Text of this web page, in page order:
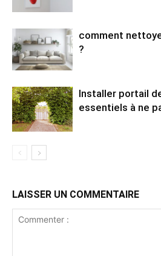
comment
?
Installer portail
essentiels à ne
LAISSER UN COMMENTAIRE